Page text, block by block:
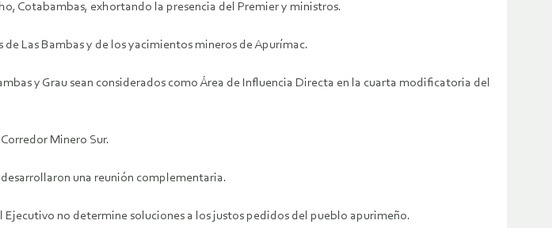
Cotabambas, exhortando la presencia del Premier y ministros.
Las Bambas y de los yacimientos mineros de Apurímac.
y Grau sean considerados como Área de Influencia Directa en la cuarta modificatoria del
Minero Sur.
una reunión complementaria.
no determine soluciones a los justos pedidos del pueblo apurimeño.